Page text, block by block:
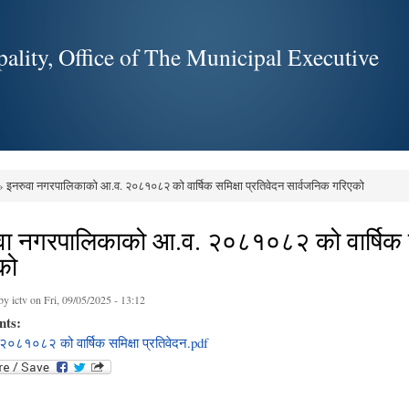
content
Office of The Municipal Executive
नगरपालिकाको आ.व. २०८१०८२ को वार्षिक समिक्षा प्रतिवेदन सार्वजनिक गरिएको
नगरपालिकाको आ.व. २०८१०८२ को वार्षिक
ictvon Fri, 09/05/2025 - 13:12
को वार्षिक समिक्षा प्रतिवेदन.pdf